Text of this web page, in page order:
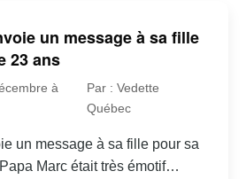
un message à sa fille
23 ans
à
Par : Vedette
Québec
un message à sa fille pour sa
Marc était très émotif…